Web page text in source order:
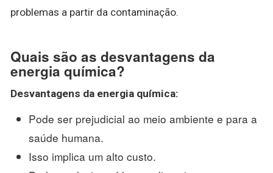
problemas a partir da contaminação.
Quais são as desvantagens da
energia química?
Desvantagens da energia química:
Pode ser prejudicial ao meio ambiente e para a
saúde humana.
Isso implica um alto custo.